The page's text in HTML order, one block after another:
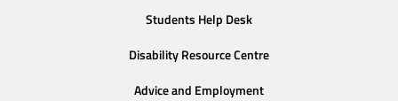
Students Help Desk
Disability Resource Centre
Advice and Employment